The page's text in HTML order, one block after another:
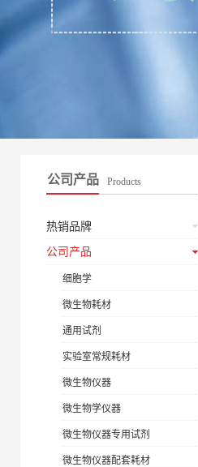
公司产品 Products
热销品牌
公司产品
细胞学
微生物耗材
通用试剂
实验室常规耗材
微生物仪器
微生物学仪器
微生物仪器专用试剂
微生物仪器配套耗材